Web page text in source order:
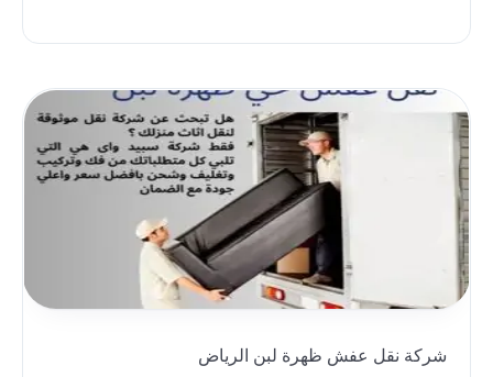
شركة نقل عفش ظهرة لبن الرياض